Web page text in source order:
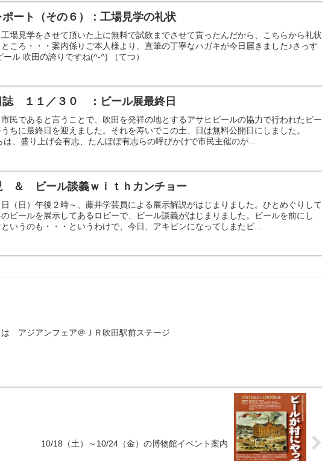
ート（その６）：工場見学の礼状
場見学をさせて頂いた上に無料で試飲までさせて貰ったんだから、こちらから礼状
ころ・・・案内係りご本人様より、直筆の丁寧なハガキが今日届きました♪さっす
ール 吹田の誇りですね(^-^) （てつ）
誌 １１／３０ ：ビール展最終日
民であると言うことで、吹田を発祥の地とするアサヒビールの協力で行われたビー
ちに最終日を迎えました。それを寿いでこの土、日は無料公開日にしました。
は、盛り上げ会有志、たんぽぽ有志らの呼びかけで市民主催のが...
＆ ビール談義ｗｉｔｈカンチョー
日（日）午後２時～、藤井学芸員による展示解説がはじまりました。ひとめぐりして
ビールを展示してあるロビーで、ビール談義がはじまりました。ビールを前にし
いうのも・・・というわけで、今日、アキビンになってしまたビ...
アジアンフェア＠ＪＲ吹田駅前ステージ
10/18（土）～10/24（金）の博物館イベント案内